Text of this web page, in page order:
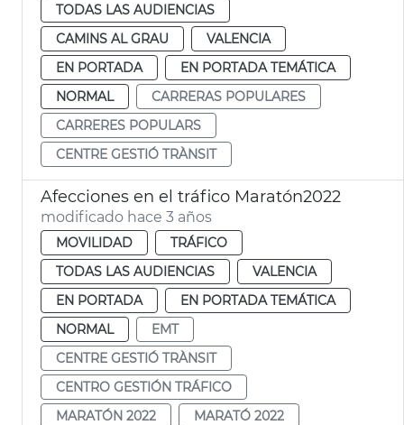
TODAS LAS AUDIENCIAS
CAMINS AL GRAU
VALENCIA
EN PORTADA
EN PORTADA TEMÁTICA
NORMAL
CARRERAS POPULARES
CARRERES POPULARS
CENTRE GESTIÓ TRÀNSIT
Afecciones en el tráfico Maratón2022
modificado hace 3 años
MOVILIDAD
TRÁFICO
TODAS LAS AUDIENCIAS
VALENCIA
EN PORTADA
EN PORTADA TEMÁTICA
NORMAL
EMT
CENTRE GESTIÓ TRÀNSIT
CENTRO GESTIÓN TRÁFICO
MARATÓN 2022
MARATÓ 2022